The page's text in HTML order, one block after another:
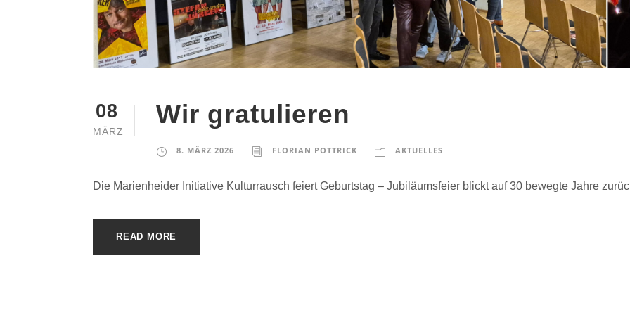
08
MÄRZ
Wir gratulieren
8. MÄRZ 2026 FLORIAN POTTRICK AKTUELLES
Die Marienheider Initiative Kulturrausch feiert Geburtstag – Jubiläumsfeier blickt auf 30 bewegte Jahre
READ MORE